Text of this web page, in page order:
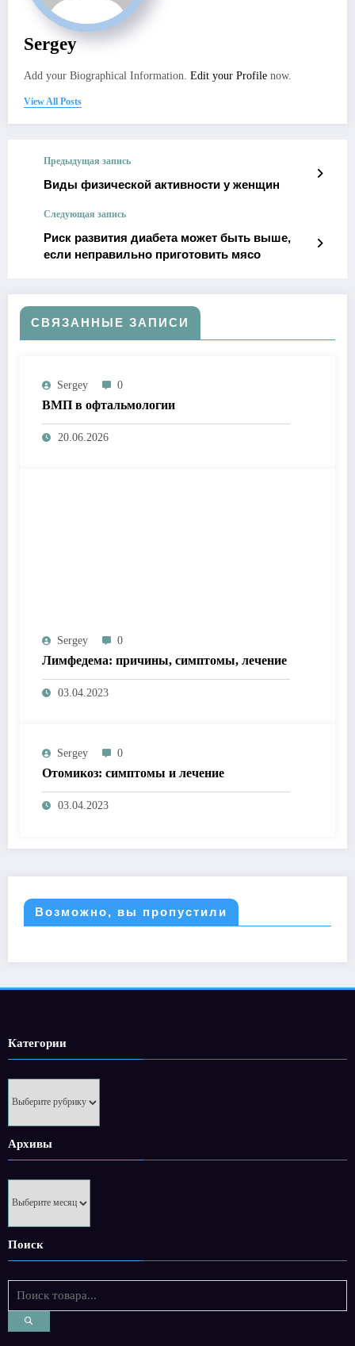
Sergey
Add your Biographical Information. Edit your Profile now.
View All Posts
Предыдущая запись
Виды физической активности у женщин
Следующая запись
Риск развития диабета может быть выше,
если неправильно приготовить мясо
СВЯЗАННЫЕ ЗАПИСИ
Sergey 0
ВМП в офтальмологии
20.06.2026
Sergey 0
Лимфедема: причины, симптомы, лечение
03.04.2023
Sergey 0
Отомикоз: симптомы и лечение
03.04.2023
Возможно, вы пропустили
Категории
Архивы
Поиск